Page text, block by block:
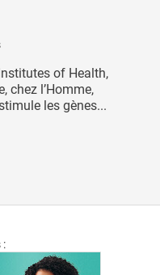
of Health,
chez l’Homme,
les gènes...
: